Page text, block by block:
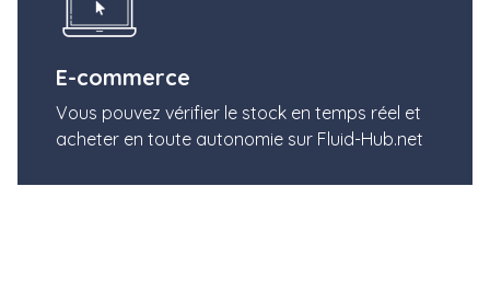
E-commerce
Vous pouvez vérifier le stock en temps réel et
acheter en toute autonomie sur Fluid-Hub.net